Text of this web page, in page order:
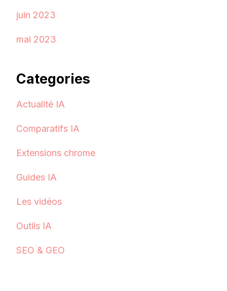
juin 2023
mai 2023
Categories
Actualité IA
Comparatifs IA
Extensions chrome
Guides IA
Les vidéos
Outils IA
SEO & GEO